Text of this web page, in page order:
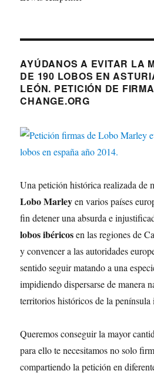
AYÚDANOS A EVITAR LA
DE 190 LOBOS EN
LEÓN. PETICIÓN DE
CHANGE.ORG
Una petición histórica realizada de
Lobo Marleyen varios países
fin detener una absurda e
lobos ibéricosen las regiones de
y convencer a las autoridades
sentido seguir matando a una
impidiendo dispersarse de manera
territorios históricos de la península
Queremos conseguir la mayor
para ello te necesitamos no solo
compartiendo la petición en